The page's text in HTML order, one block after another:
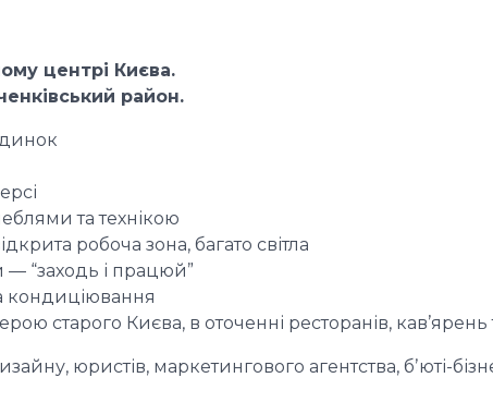
центрі Києва.
район.
та технікою
робоча зона, багато світла
“заходь і працюй”
кондиціювання
старого Києва, в оточенні ресторанів, кав’ярень
юристів, маркетингового агентства, бʼюті-